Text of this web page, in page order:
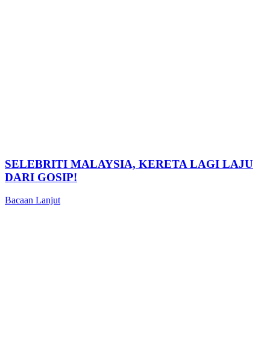
SELEBRITI MALAYSIA, KERETA LAGI LAJU
DARI GOSIP!
Bacaan Lanjut